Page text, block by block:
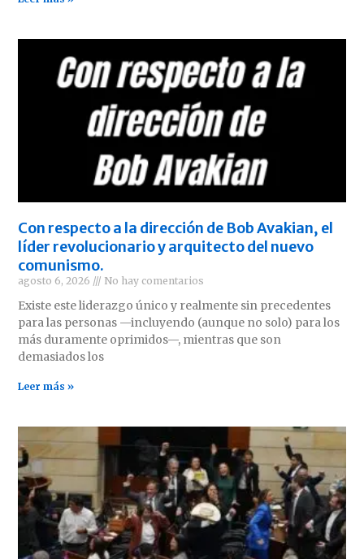
Con respecto a la dirección de Bob Avakian, el
líder revolucionario y arquitecto del nuevo
comunismo.
agosto 6, 2026 No hay comentarios
Existe este liderazgo único y realmente sin precedentes
para las personas —incluyendo (aunque no solo) para los
más duramente oprimidos—, mientras que son
demasiados los
Leer más »